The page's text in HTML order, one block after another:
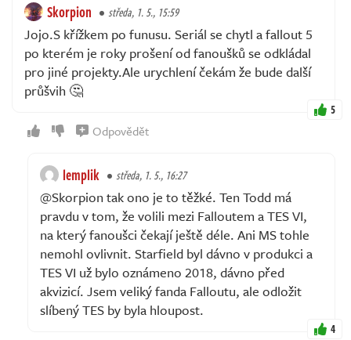
Skorpion středa, 1. 5., 15:59
Jojo.S křížkem po funusu. Seriál se chytl a fallout 5
po kterém je roky prošení od fanoušků se odkládal
pro jiné projekty.Ale urychlení čekám že bude další
průšvih 🤔
5
Odpovědět
lemplik středa, 1. 5., 16:27
@Skorpion tak ono je to těžké. Ten Todd má
pravdu v tom, že volili mezi Falloutem a TES VI,
na který fanoušci čekají ještě déle. Ani MS tohle
nemohl ovlivnit. Starfield byl dávno v produkci a
TES VI už bylo oznámeno 2018, dávno před
akvizicí. Jsem veliký fanda Falloutu, ale odložit
slíbený TES by byla hloupost.
4